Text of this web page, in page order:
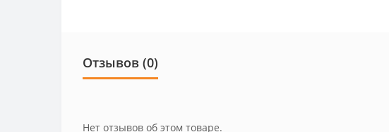
Отзывов (0)
Нет отзывов об этом товаре.